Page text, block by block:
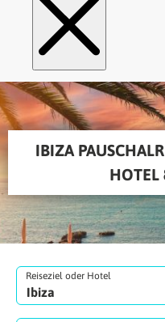
IBIZA
HOTEL
Reiseziel oder Hotel